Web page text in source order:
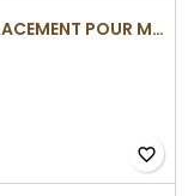
TUBES DE REMPLACEMENT POUR MÉCANISMES SLIMLINE
favorite_border